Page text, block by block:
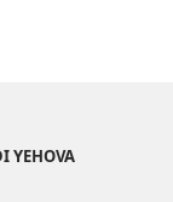
YEHOVA